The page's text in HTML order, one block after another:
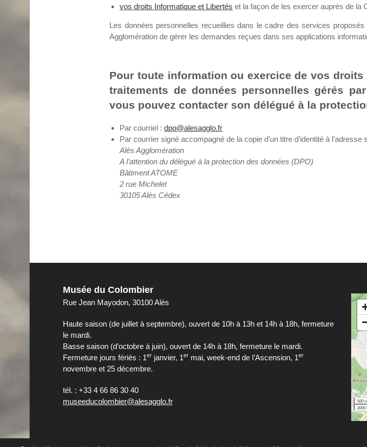
vos droits Informatique et Libertés et la façon de les exercer auprès de la
Les données personnelles recueillies dans le cadre des services
Agglomération de gérer les demandes reçues dans ses applications
Pour toute information ou exercice de vos
traitements de données personnelles gérés
vous pouvez contacter son délégué à la
Par courriel :dpo@alesagglo.fr
Par courrier signé accompagné de la copie d’un titre d’identité à l’adresse
Alès Agglomération
A l’attention du délégué à la protection des données (DPO)
Bâtiment ATOME
2 rue Michelet
30105 Alès Cédex
Musée du Colombier
Rue Jean Mayodon, 30100 Alès
Haute saison (de juillet à septembre), ouvert de 10h à 13h et 14h à 18h, fermeture
le mardi.
Basse saison (d’octobre à juin), ouvert de 14h à 18h, fermeture le mardi.
Fermeture jours fériés : 1erjanvier, 1ermai, week-end de l’Ascension, 1er
novembre et 25 décembre.
tél. : +33 4 66 86 30 40
museeducolombier@alesagglo.fr
500 m
2000